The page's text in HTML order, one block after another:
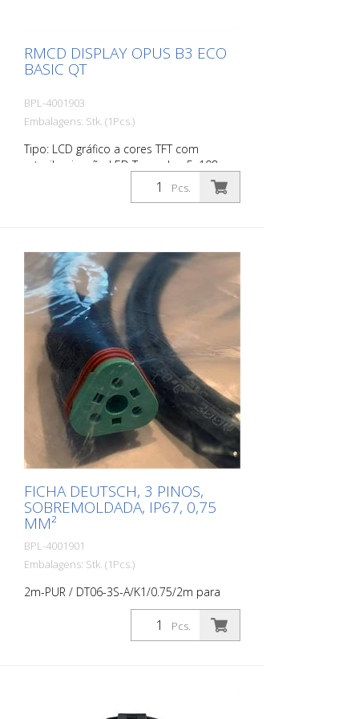
RMCD DISPLAY OPUS B3 ECO
BASIC QT
BPL-4001903
Embalagens: Stk. (1Pcs.)
Tipo: LCD gráfico a cores TFT com
retroiluminação LED Tamanho: 5, 108
mm (L) x 64,8 mm (A) Resolução: 800 x
480 px (WVGA), 15:9 Cores: 16,7 milhões
Profissional
Pcs.
FICHA DEUTSCH, 3 PINOS,
SOBREMOLDADA, IP67, 0,75
MM²
BPL-4001901
Embalagens: Stk. (1Pcs.)
2m-PUR / DT06-3S-A/K1/0.75/2m para
sensor de pressão do RMCD - Dispositivo
de Controlo de Marcação Rodoviária
Pcs.